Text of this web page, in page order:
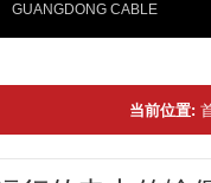
GUANGDONG CABLE
当前位置: